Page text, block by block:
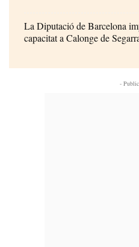
La Diputació de Barcelona
capacitat a Calonge de
-